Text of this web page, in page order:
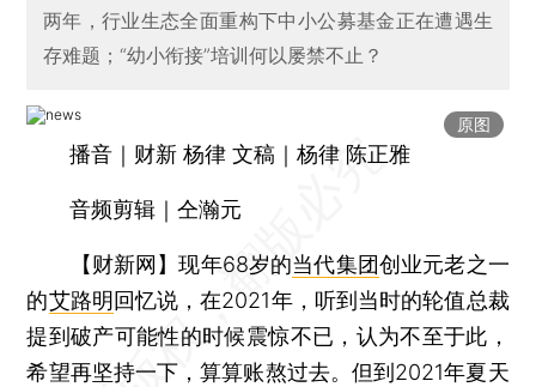
两年，行业生态全面重构下中小公募基金正在遭遇生
存难题；“幼小衔接”培训何以屡禁不止？
原图
播音｜财新 杨律 文稿｜杨律 陈正雅
音频剪辑｜仝瀚元
【财新网】现年68岁的当代集团创业元老之一
的艾路明 回忆说，在2021年，听到当时的轮值总裁
提到破产可能性的时候震惊不已，认为不至于此，
希望再坚持一下，算算账熬过去。但到2021年夏天